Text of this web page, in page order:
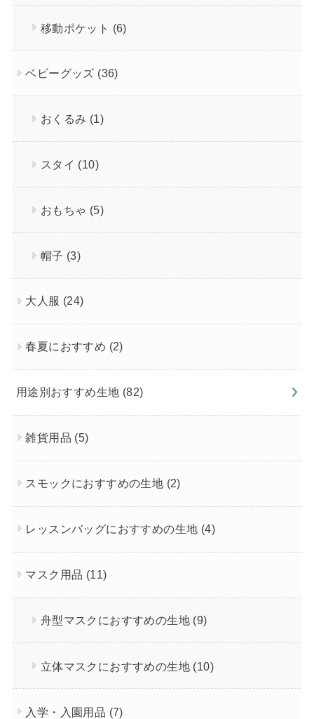
移動ポケット (6)
ベビーグッズ (36)
おくるみ (1)
スタイ (10)
おもちゃ (5)
帽子 (3)
大人服 (24)
春夏におすすめ (2)
用途別おすすめ生地 (82)
雑貨用品 (5)
スモックにおすすめの生地 (2)
レッスンバッグにおすすめの生地 (4)
マスク用品 (11)
舟型マスクにおすすめの生地 (9)
立体マスクにおすすめの生地 (10)
入学・入園用品 (7)